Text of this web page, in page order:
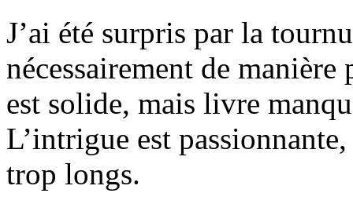
J’ai été surpris par la
nécessairement de
est solide, mais livre
L’intrigue est
trop longs.